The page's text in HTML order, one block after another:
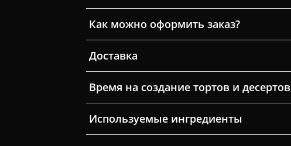
Как можно оформить заказ?
Доставка
Время на создание тортов и десертов
Используемые ингредиенты